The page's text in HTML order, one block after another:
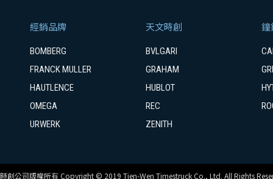
經銷品牌 天文時創 鐘
BOMBERG BVLGARI
FRANCK MULLER
GRAHAM
HAUTLENCE
HUBLOT
OMEGA
REC
URWERK
ZENITH
創公司版權所有 Copyright © 2019 Tien-Wen Timestruck Co., Ltd. All Rights